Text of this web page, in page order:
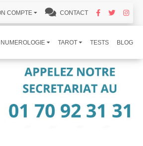
COMPTE CONTACT
NUMEROLOGIE TAROT TESTS BLOG